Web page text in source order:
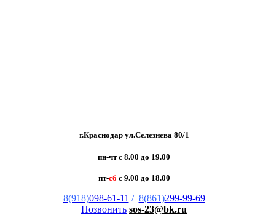
г.Краснодар ул.Селезнева 80/1
пн-чт с 8.00 до 19.00
пт-сб с 9.00 до 18.00
8(918)098-61-11 / 8(861)299-99-69
Позвонить sos-23@bk.ru